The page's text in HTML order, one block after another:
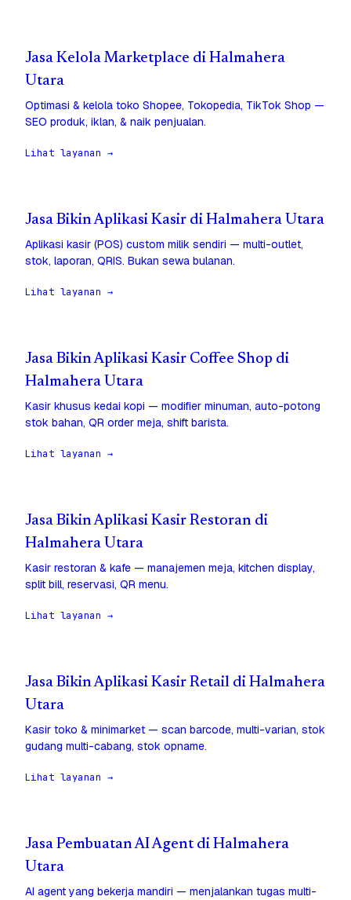
Jasa Kelola Marketplace di Halmahera
Utara
Optimasi & kelola toko Shopee, Tokopedia, TikTok Shop —
SEO produk, iklan, & naik penjualan.
Lihat layanan →
Jasa Bikin Aplikasi Kasir di Halmahera Utara
Aplikasi kasir (POS) custom milik sendiri — multi-outlet,
stok, laporan, QRIS. Bukan sewa bulanan.
Lihat layanan →
Jasa Bikin Aplikasi Kasir Coffee Shop di
Halmahera Utara
Kasir khusus kedai kopi — modifier minuman, auto-potong
stok bahan, QR order meja, shift barista.
Lihat layanan →
Jasa Bikin Aplikasi Kasir Restoran di
Halmahera Utara
Kasir restoran & kafe — manajemen meja, kitchen display,
split bill, reservasi, QR menu.
Lihat layanan →
Jasa Bikin Aplikasi Kasir Retail di Halmahera
Utara
Kasir toko & minimarket — scan barcode, multi-varian, stok
gudang multi-cabang, stok opname.
Lihat layanan →
Jasa Pembuatan AI Agent di Halmahera
Utara
AI agent yang bekerja mandiri — menjalankan tugas multi-